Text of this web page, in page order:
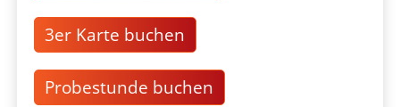
3er Karte buchen
Probestunde buchen